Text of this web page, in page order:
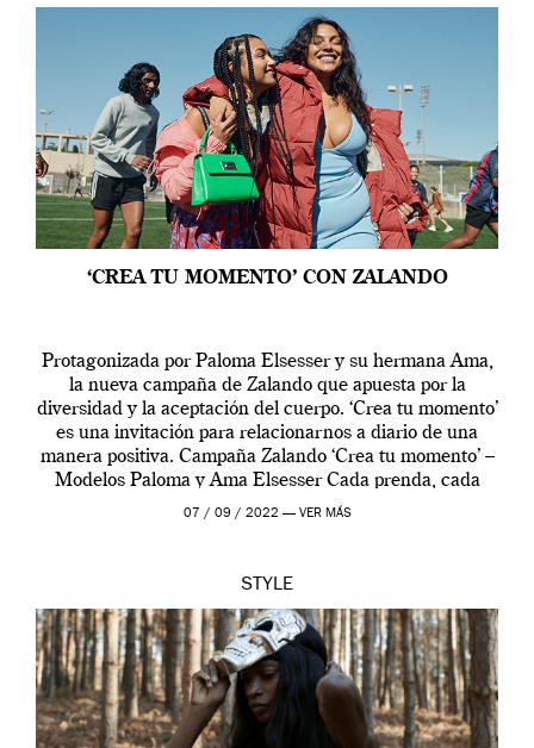
‘CREA TU MOMENTO’ CON ZALANDO
Protagonizada por Paloma Elsesser y su hermana Ama,
la nueva campaña de Zalando que apuesta por la
diversidad y la aceptación del cuerpo. ‘Crea tu momento’
es una invitación para relacionarnos a diario de una
manera positiva. Campaña Zalando ‘Crea tu momento’ –
Modelos Paloma y Ama Elsesser Cada prenda, cada
outfit, cada momento, caracteriza […]
07 / 09 / 2022 — VER MÁS
STYLE